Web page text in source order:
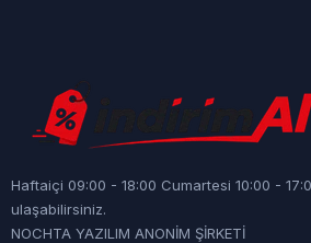
Haftaiçi 09:00 - 18:00 Cumartesi 10:00 -
ulaşabilirsiniz.
NOCHTA YAZILIM ANONİM ŞİRKETİ